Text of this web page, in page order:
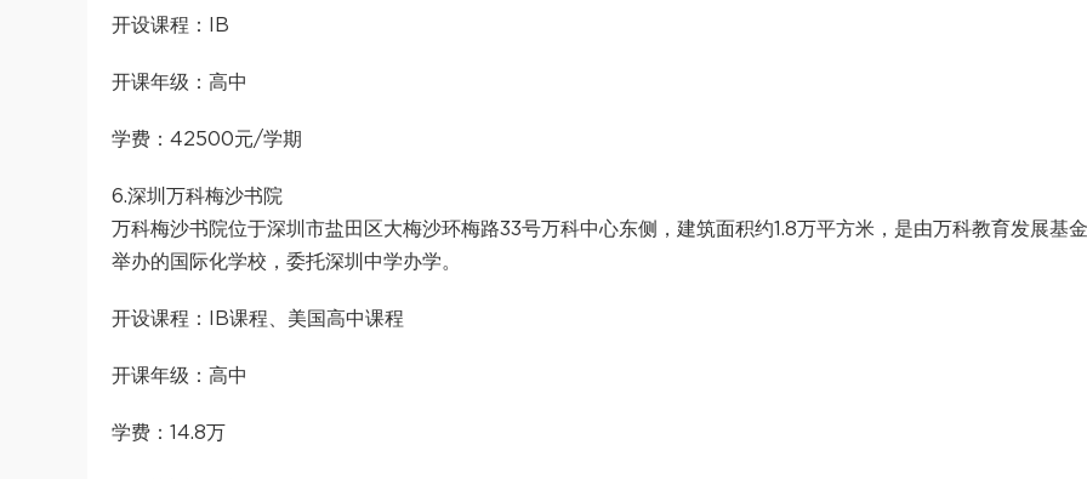
开设课程：IB
开课年级：高中
学费：42500元/学期
6.深圳万科梅沙书院
万科梅沙书院位于深圳市盐田区大梅沙环梅路33号万科中心东侧，建筑面积约1.8万平方米，是由万科教育发展基
举办的国际化学校，委托深圳中学办学。
开设课程：IB课程、美国高中课程
开课年级：高中
学费：14.8万